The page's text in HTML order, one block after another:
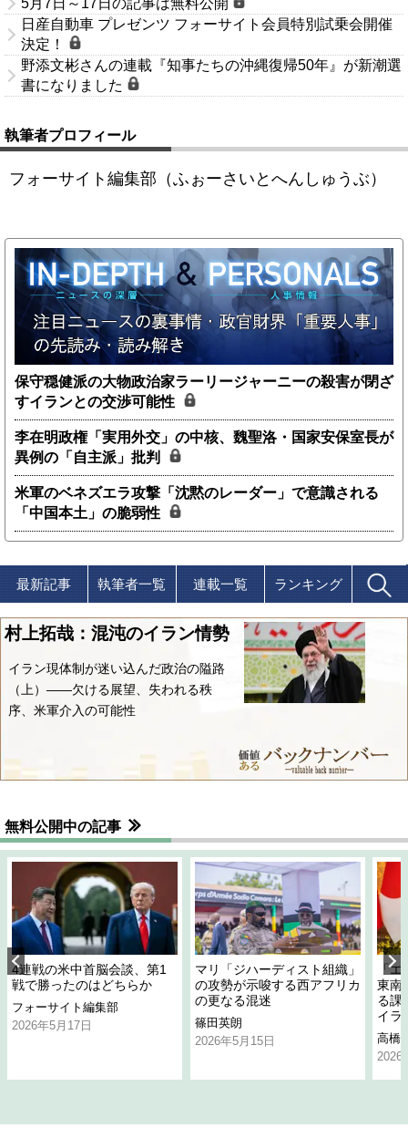
日産自動車 プレゼンツ フォーサイト会員特別試乗会開催
決定！
野添文彬さんの連載『知事たちの沖縄復帰50年』が新潮選
書になりました
執筆者プロフィール
フォーサイト編集部（ふぉーさいとへんしゅうぶ）
保守穏健派の大物政治家ラーリージャーニーの殺害が閉ざ
すイランとの交渉可能性
李在明政権「実用外交」の中核、魏聖洛・国家安保室長が
異例の「自主派」批判
米軍のベネズエラ攻撃「沈黙のレーダー」で意識される
「中国本土」の脆弱性
最新記事 執筆者一覧 連載一覧 ランキング
村上拓哉：混沌のイラン情勢
イラン現体制が迷い込んだ政治の隘路
（上）――欠ける展望、失われる秩
序、米軍介入の可能性
無料公開中の記事
4連戦の米中首脳会談、第1
戦で勝ったのはどちらか
フォーサイト編集部
2026年5月17日
マリ「ジハーディスト組織」
の攻勢が示唆する西アフリカ
の更なる混迷
篠田英朗
2026年5月15日
「
東南
る課
イラ
高橋
2026